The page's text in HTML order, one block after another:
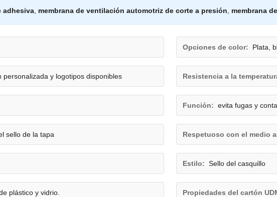
adhesiva membrana de ventilación automotriz de corte a presión membrana
Opciones de color: Plata,
personalizada y logotipos disponibles Resistencia a la
Función: evita fugas y
sello de la tapa Respetuoso con el medio
Estilo: Sello del casquillo
plástico y vidrio. Propiedades del cartón